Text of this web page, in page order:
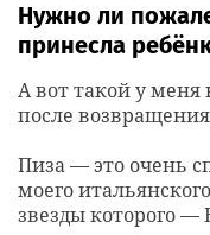
Нужно ли
принесла
А вот такой у меня
после
Пиза — это очень
моего
звезды которого —